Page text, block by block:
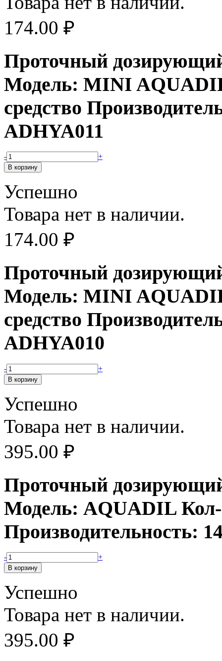
174.00 ₽
Проточный дозирующий
Модель: MINI
средство
ADHYA011
- +
Успешно
Товара нет в наличии.
174.00 ₽
Проточный дозирующий
Модель: MINI
средство
ADHYA010
- +
Успешно
Товара нет в наличии.
395.00 ₽
Проточный
Модель: AQUADIL Кол-
Производительность:
- +
Успешно
Товара нет в наличии.
395.00 ₽